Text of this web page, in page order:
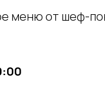
меню от шеф-